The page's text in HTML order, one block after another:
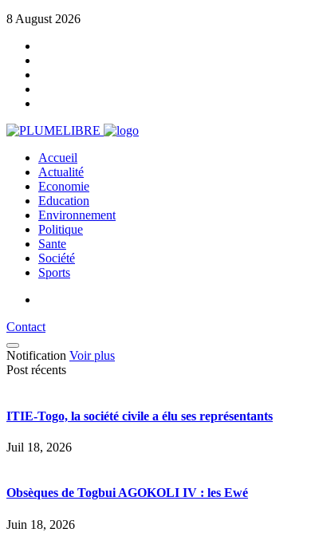
8 August 2026
Accueil
Actualité
Economie
Education
Environnement
Politique
Sante
Société
Sports
Contact
Notification Voir plus
Post récents
ITIE-Togo, la société civile a élu ses représentants
Juil 18, 2026
Obsèques de Togbui AGOKOLI IV : les Ewé
Juin 18, 2026